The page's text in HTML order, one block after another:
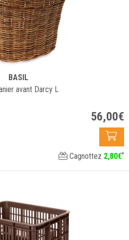
BASIL
avant Darcy L
56,00€
Cagnottez 2,80€*